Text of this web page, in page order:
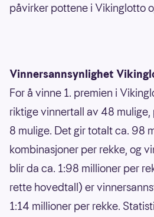
påvirker pottene i Vikinglotto
Vinnersannsynlighet
For å vinne 1. premien i
riktige vinnertall av 48
8 mulige. Det gir totalt ca. 98
kombinasjoner per rekke, og
blir da ca. 1:98 millioner per
rette hovedtall) er
1:14 millioner per rekke.